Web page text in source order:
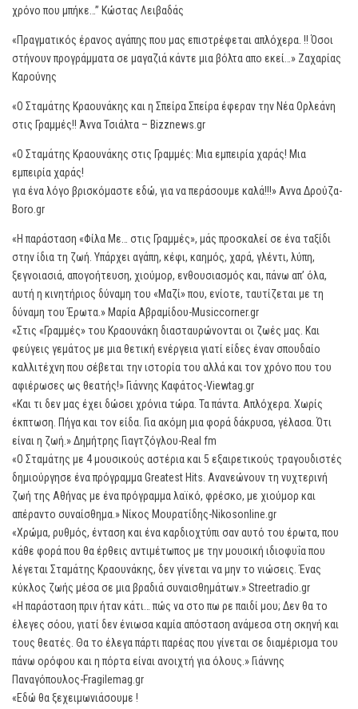
χρόνο που μπήκε…” Κώστας Λειβαδάς
«Πραγματικός έρανος αγάπης που μας επιστρέφεται απλόχερα. !! Όσοι
στήνουν προγράμματα σε μαγαζιά κάντε μια βόλτα απο εκεί…» Ζαχαρίας
Καρούνης
«Ο Σταμάτης Κραουνάκης και η Σπείρα Σπείρα έφεραν την Νέα Ορλεάνη
στις Γραμμές!! Άννα Τσιάλτα – Bizznews.gr
«Ο Σταμάτης Κραουνάκης στις Γραμμές: Μια εμπειρία χαράς! Μια
εμπειρία χαράς!
για ένα λόγο βρισκόμαστε εδώ, για να περάσουμε καλά!!!» Αννα Δρούζα-
Boro.gr
«Η παράσταση «Φίλα Με… στις Γραμμές», μάς προσκαλεί σε ένα ταξίδι
στην ίδια τη ζωή. Υπάρχει αγάπη, κέφι, καημός, χαρά, γλέντι, λύπη,
ξεγνοιασιά, απογοήτευση, χιούμορ, ενθουσιασμός και, πάνω απ’ όλα,
αυτή η κινητήριος δύναμη του «Μαζί» που, ενίοτε, ταυτίζεται με τη
δύναμη του Έρωτα.» Μαρία Αβραμίδου-Musiccorner.gr
«Στις «Γραμμές» του Κραουνάκη διασταυρώνονται οι ζωές μας. Και
φεύγεις γεμάτος με μια θετική ενέργεια γιατί είδες έναν σπουδαίο
καλλιτέχνη που σέβεται την ιστορία του αλλά και τον χρόνο που του
αφιέρωσες ως θεατής!» Γιάννης Καφάτος-Viewtag.gr
«Και τι δεν μας έχει δώσει χρόνια τώρα. Τα πάντα. Απλόχερα. Χωρίς
έκπτωση. Πήγα και τον είδα. Για ακόμη μια φορά δάκρυσα, γέλασα. Ότι
είναι η ζωή.» Δημήτρης Γιαγτζόγλου-Real fm
«Ο Σταμάτης με 4 μουσικούς αστέρια και 5 εξαιρετικούς τραγουδιστές
δημιούργησε ένα πρόγραμμα Greatest Hits. Ανανεώνουν τη νυχτερινή
ζωή της Αθήνας με ένα πρόγραμμα λαϊκό, φρέσκο, με χιούμορ και
απέραντο συναίσθημα.» Nίκος Μουρατίδης-Nikosonline.gr
«Χρώμα, ρυθμός, ένταση και ένα καρδιοχτύπι σαν αυτό του έρωτα, που
κάθε φορά που θα έρθεις αντιμέτωπος με την μουσική ιδιοφυΐα που
λέγεται Σταμάτης Κραουνάκης, δεν γίνεται να μην το νιώσεις. Ένας
κύκλος ζωής μέσα σε μια βραδιά συναισθημάτων.» Streetradio.gr
«Η παράσταση πριν ήταν κάτι… πώς να στο πω ρε παιδί μου; Δεν θα το
έλεγες σόου, γιατί δεν ένιωσα καμία απόσταση ανάμεσα στη σκηνή και
τους θεατές. Θα το έλεγα πάρτι παρέας που γίνεται σε διαμέρισμα του
πάνω ορόφου και η πόρτα είναι ανοιχτή για όλους.» Γιάννης
Παναγόπουλος-Fragilemag.gr
«Εδώ θα ξεχειμωνιάσουμε !